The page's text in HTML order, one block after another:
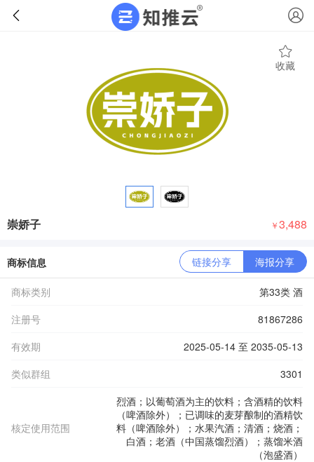
收藏
崇娇子 ￥3,488
商标信息 链接分享 海报分享
商标类别
第33类 酒
注册号
81867286
有效期
2025-05-14 至 2035-05-13
类似群组
3301
核定使用范围
烈酒；以葡萄酒为主的饮料；含酒精的饮料
（啤酒除外）；已调味的麦芽酿制的酒精饮
料（啤酒除外）；水果汽酒；清酒；烧酒；
白酒；老酒（中国蒸馏烈酒）；蒸馏米酒
（泡盛酒）